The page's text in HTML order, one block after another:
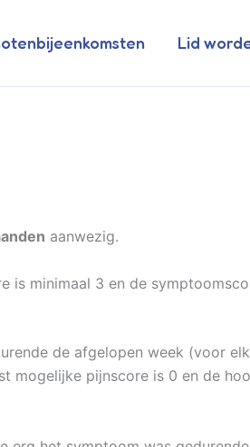
Lid
aanwezig.
is minimaal 3 en de
de afgelopen week (voor
mogelijke pijnscore is 0 en de